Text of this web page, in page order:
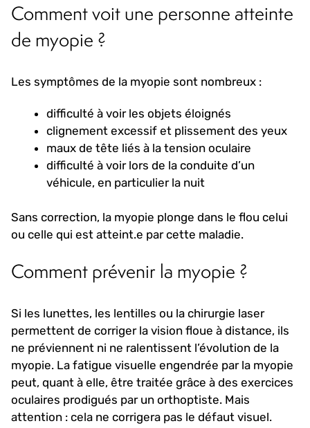
Comment voit une personne atteinte
de myopie ?
Les symptômes de la myopie sont nombreux :
difficulté à voir les objets éloignés
clignement excessif et plissement des yeux
maux de tête liés à la tension oculaire
difficulté à voir lors de la conduite d’un
véhicule, en particulier la nuit
Sans correction, la myopie plonge dans le flou celui
ou celle qui est atteint.e par cette maladie.
Comment prévenir la myopie ?
Si les lunettes, les lentilles ou la chirurgie laser
permettent de corriger la vision floue à distance, ils
ne préviennent ni ne ralentissent l’évolution de la
myopie. La fatigue visuelle engendrée par la myopie
peut, quant à elle, être traitée grâce à des exercices
oculaires prodigués par un orthoptiste. Mais
attention : cela ne corrigera pas le défaut visuel.